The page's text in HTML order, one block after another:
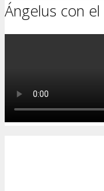
Ángelus con el